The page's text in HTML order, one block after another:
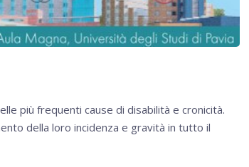
più frequenti cause di disabilità e cronicità.
della loro incidenza e gravità in tutto il